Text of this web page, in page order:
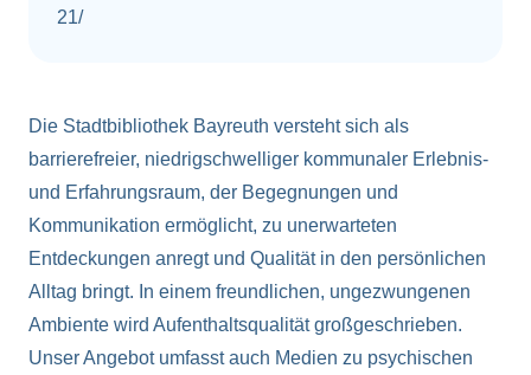
21/
Die Stadtbibliothek Bayreuth versteht sich als
barrierefreier, niedrigschwelliger kommunaler Erlebnis-
und Erfahrungsraum, der Begegnungen und
Kommunikation ermöglicht, zu unerwarteten
Entdeckungen anregt und Qualität in den persönlichen
Alltag bringt. In einem freundlichen, ungezwungenen
Ambiente wird Aufenthaltsqualität großgeschrieben.
Unser Angebot umfasst auch Medien zu psychischen